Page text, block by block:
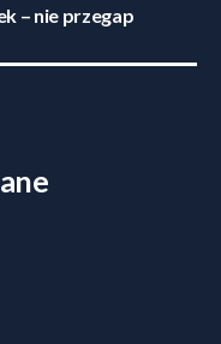
– nie przegap